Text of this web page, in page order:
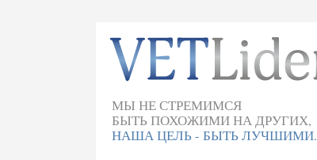
МЫ НЕ СТРЕМИМСЯ
БЫТЬ ПОХОЖИМИ НА ДРУГИХ,
НАША ЦЕЛЬ - БЫТЬ ЛУЧШИМИ.